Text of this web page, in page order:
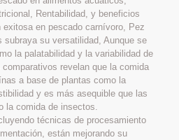
Rentabilidad, y beneficios
en pescado carnívoro, Pez
su versatilidad, Aunque se
la palatabilidad y la variabilidad de
revelan que la comida
a base de plantas como la
y es más asequible que las
la comida de insectos.
técnicas de procesamiento
están mejorando su